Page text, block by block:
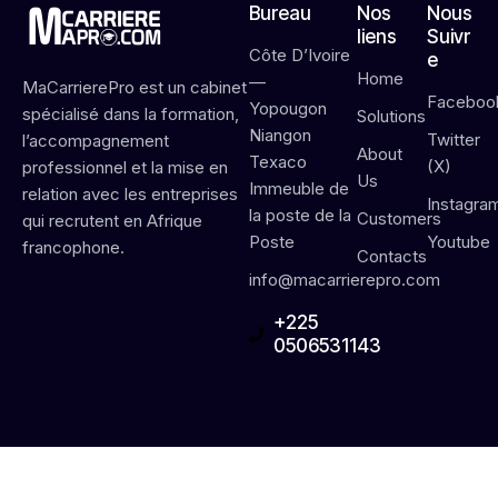
MaCarrierePro est un cabinet
spécialisé dans la formation,
l’accompagnement
professionnel et la mise en
relation avec les entreprises
qui recrutent en Afrique
francophone.
Bureau
Côte D’Ivoire
—
Yopougon
Niangon
Texaco
Immeuble de
la poste de la
Poste
info@macarrierepro.com
+225
0506531143
Nos
liens
Home
Solutions
About
Us
Customers
Contacts
Nous
Suivr
e
Twitter
(X)
Youtube